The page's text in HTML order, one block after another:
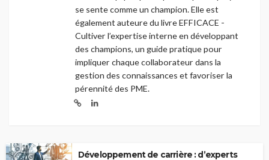
se sente comme un champion. Elle est
également auteure du livre EFFICACE -
Cultiver l’expertise interne en développant
des champions, un guide pratique pour
impliquer chaque collaborateur dans la
gestion des connaissances et favoriser la
pérennité des PME.
Développement de carrière : d’experts